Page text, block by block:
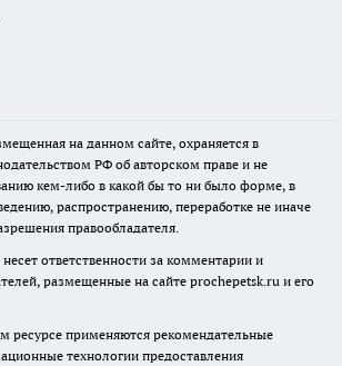
на данном сайте, охраняется в
РФ об авторском праве и не
кем-либо в какой бы то ни было форме, в
распространению, переработке не иначе
правообладателя.
ответственности за комментарии и
размещенные на сайте prochepetsk.ru и его
применяются рекомендательные
технологии предоставления